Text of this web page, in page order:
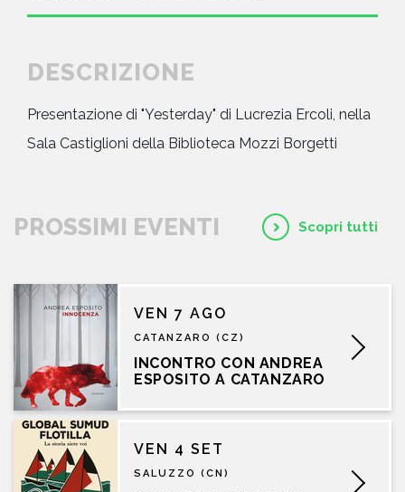
DESCRIZIONE
Presentazione di "Yesterday" di Lucrezia Ercoli, nella
Sala Castiglioni della Biblioteca Mozzi Borgetti
PROSSIMI EVENTI Scopri tutti
VEN 7 AGO
CATANZARO (CZ)
INCONTRO CON ANDREA
ESPOSITO A CATANZARO
VEN 4 SET
SALUZZO (CN)